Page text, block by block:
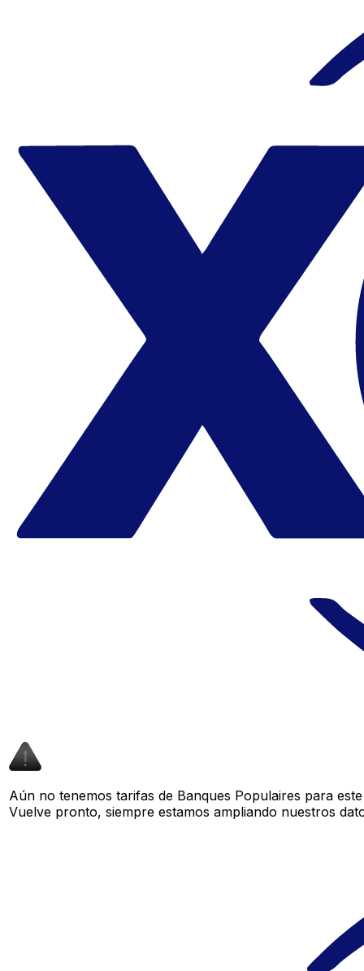
Aún no tenemos tarifas de Banques Populaires para
Vuelve pronto, siempre estamos ampliando nuestros